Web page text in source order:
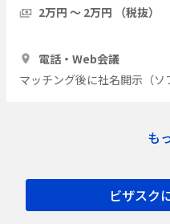
2万円 〜 2万円 （税抜）
電話・Web会議
マッチング後に社名開示（ソ
も
ビザスク